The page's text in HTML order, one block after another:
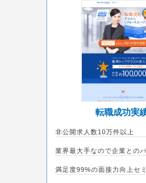
転職成功実
非公開求人数10万件以上
業界最大手なので企業との
満足度99%の面接力向上セ